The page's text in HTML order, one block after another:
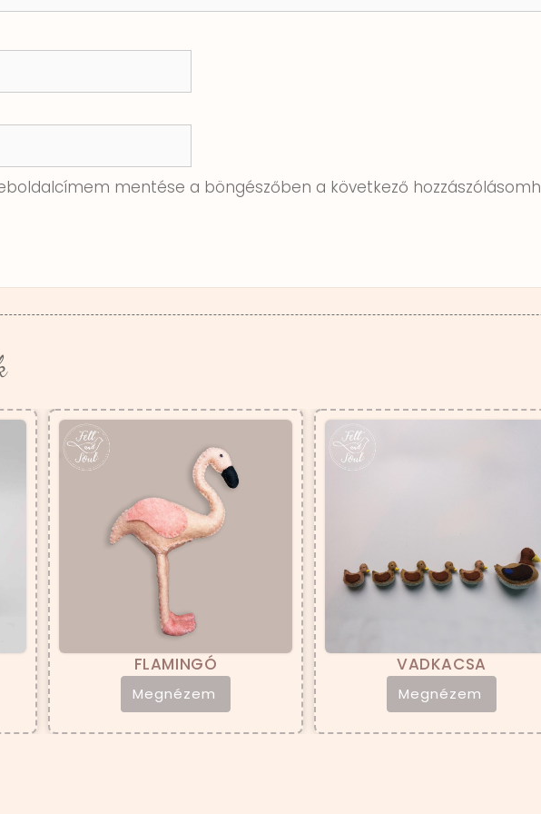
mentése a böngészőben a következő
FLAMINGÓ
Megnézem
VADKACSA
Megnézem